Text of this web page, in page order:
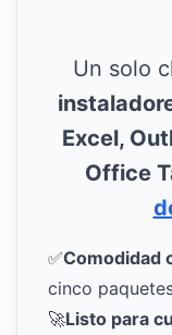
Un solo
Excel,
Office
✅Comodidad
cinco
🚀Listo para